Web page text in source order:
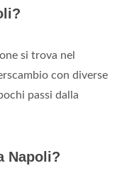
si trova nel
con diverse
passi dalla
Napoli?